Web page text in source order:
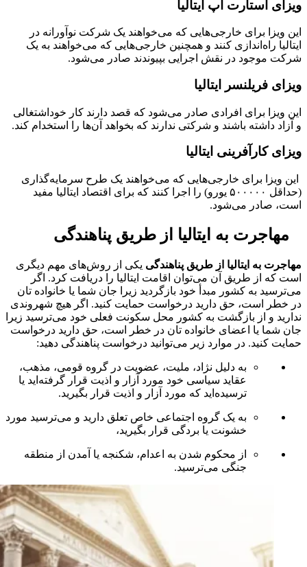
ویزای استارت آپ ایتالیا
این ویزا برای خارجی‌هایی که می‌خواهند یک شرکت نوآورانه در
ایتالیا راه‌اندازی کنند و همچنین خارجی‌هایی که می‌خواهند به یک
شرکت موجود در نقش اجرایی بپیوندند صادر می‌شود.
ویزای فریلنسر ایتالیا
این ویزا برای افرادی صادر می‌شود که قصد دارند کار خوداشتغالی
و آزاد داشته باشند و شرکتی ندارند که بخواهد آن‌ها را استخدام کند.
ویزای کارآفرینی ایتالیا
این ویزا برای خارجی‌هایی که می‌خواهند یک طرح سرمایه‌گذاری
(حداقل ۵۰۰۰۰۰ یورو) را اجرا کنند که برای اقتصاد ایتالیا مفید
است، صادر می‌شود.
مهاجرت به ایتالیا از طریق پناهندگی
مهاجرت به ایتالیا از طریق پناهندگی یکی از روش‌های مهم دیگری
است که از طریق آن می‌توان اقامت ایتالیا را دریافت کرد. اگر
می‌ترسید به کشور مبدأ خود بازگردید زیرا جان شما یا خانواده تان
در خطر است، حق دارید درخواست حمایت کنید. اگر هیچ شهروندی
ندارید و از بازگشت به کشور محل سکونت فعلی خود می‌ترسید زیرا
جان شما یا اعضای خانواده تان در خطر است، حق دارید درخواست
حمایت کنید. در موارد زیر می‌توانید درخواست پناهندگی دهید:
به دلیل نژاد، ملیت، عضویت در گروه قومی، مذهب،
عقاید سیاسی خود مورد آزار و اذیت قرار گرفته‌اید یا
ترسیده‌اید که مورد آزار و اذیت قرار بگیرید.
به یک گروه اجتماعی خاص تعلق دارید و می‌ترسید مورد
خشونت یا بردگی قرار بگیرید،
از محکوم شدن به اعدام، شکنجه یا آمدن از منطقه
جنگی می‌ترسید.